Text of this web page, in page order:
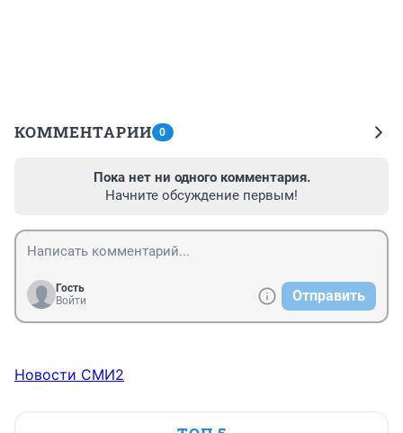
КОММЕНТАРИИ 0
Пока нет ни одного комментария.
Начните обсуждение первым!
Гость
Войти
Отправить
Новости СМИ2